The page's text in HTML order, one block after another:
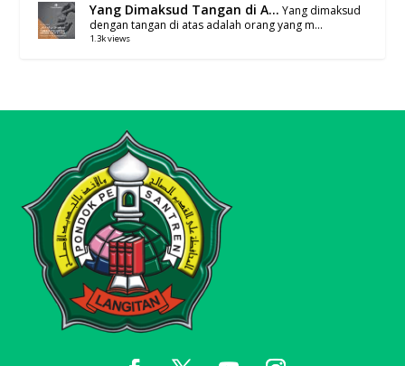
Yang Dimaksud Tangan di A... Yang dimaksud
dengan tangan di atas adalah orang yang m...
1.3k views